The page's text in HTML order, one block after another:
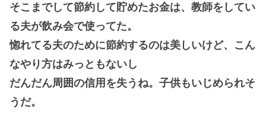
そこまでして節約して貯めたお金は、教師をしてい
る夫が飲み会で使ってた。
惚れてる夫のために節約するのは美しいけど、こん
なやり方はみっともないし
だんだん周囲の信用を失うね。子供もいじめられそ
うだ。